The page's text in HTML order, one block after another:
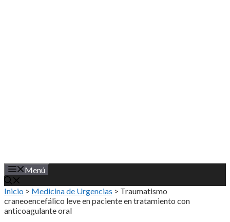
Menú
Inicio > Medicina de Urgencias > Traumatismo
craneoencefálico leve en paciente en tratamiento con
anticoagulante oral